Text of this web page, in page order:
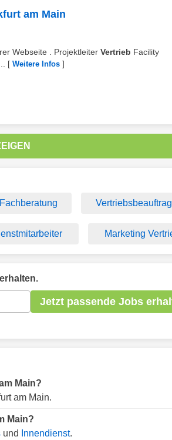
am Main
Webseite . Projektleiter Vertrieb Facility
[ Weitere Infos ]
Fachberatung
Marketing
erhalten.
Jetzt passende Jobs
Main?
am Main.
Main?
und Innendienst.